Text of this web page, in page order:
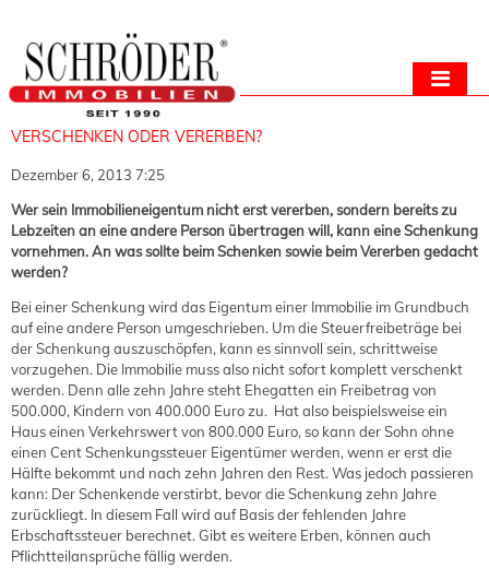
VERSCHENKEN ODER VERERBEN?
Dezember 6, 2013 7:25
Wer sein Immobilieneigentum nicht erst vererben, sondern bereits zu
Lebzeiten an eine andere Person übertragen will, kann eine Schenkung
vornehmen. An was sollte beim Schenken sowie beim Vererben gedacht
werden?
Bei einer Schenkung wird das Eigentum einer Immobilie im Grundbuch
auf eine andere Person umgeschrieben. Um die Steuerfreibeträge bei
der Schenkung auszuschöpfen, kann es sinnvoll sein, schrittweise
vorzugehen. Die Immobilie muss also nicht sofort komplett verschenkt
werden. Denn alle zehn Jahre steht Ehegatten ein Freibetrag von
500.000, Kindern von 400.000 Euro zu. Hat also beispielsweise ein
Haus einen Verkehrswert von 800.000 Euro, so kann der Sohn ohne
einen Cent Schenkungssteuer Eigentümer werden, wenn er erst die
Hälfte bekommt und nach zehn Jahren den Rest. Was jedoch passieren
kann: Der Schenkende verstirbt, bevor die Schenkung zehn Jahre
zurückliegt. In diesem Fall wird auf Basis der fehlenden Jahre
Erbschaftssteuer berechnet. Gibt es weitere Erben, können auch
Pflichtteilansprüche fällig werden.